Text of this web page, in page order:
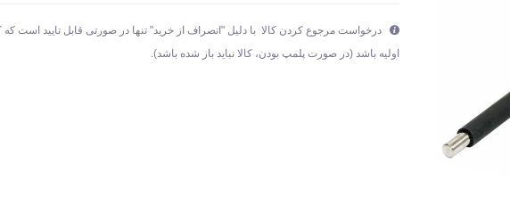
درخواست مرجوع کردن کالا با دلیل "انصراف از خرید" تنها در صورتی قابل تایید است که
اولیه باشد (در صورت پلمپ بودن، کالا نباید باز شده باشد).